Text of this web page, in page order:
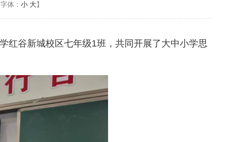
字体： 小 大】
红谷新城校区七年级1班，共同开展了大中小学思